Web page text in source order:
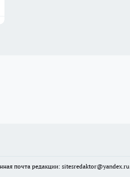
почта редакции: sitesredaktor@yandex.ru